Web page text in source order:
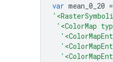
var mean_0_20 =
'<ColorMap